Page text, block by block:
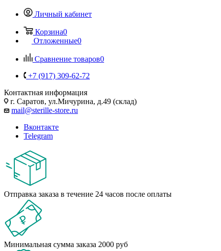
Личный кабинет
Корзина0
Отложенные0
Сравнение товаров0
+7 (917) 309-62-72
Контактная информация
г. Саратов, ул.Мичурина, д.49 (склад)
mail@sterille-store.ru
Вконтакте
Telegram
Отправка заказа в течение 24 часов после оплаты
Минимальная сумма заказа 2000 руб